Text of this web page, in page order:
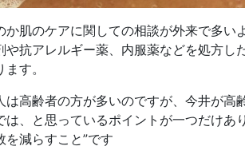
か肌のケアに関しての相談が外来で多い
や抗アレルギー薬、内服薬などを処方し
す。
は高齢者の方が多いのですが、今井が高
は、と思っているポイントが一つだけあ
減らすこと”です